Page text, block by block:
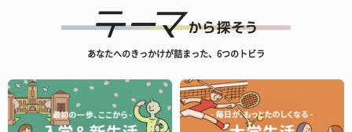
あなたへのきっかけが詰まった、6つのトビラ